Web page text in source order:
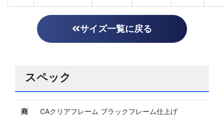
サイズ一覧に戻る
スペック
商
CAクリアフレーム ブラックフレーム仕上げ